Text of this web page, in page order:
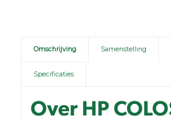
Omschrijving Samenstelling
Specificaties
Over HP